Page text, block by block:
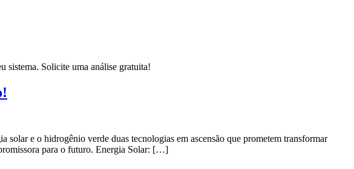
sistema. Solicite uma análise gratuita!
solar e o hidrogênio verde duas tecnologias em ascensão que prometem transformar
para o futuro. Energia Solar: […]